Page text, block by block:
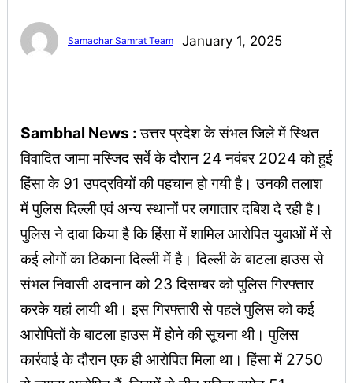
Samachar Samrat Team January 1, 2025
Sambhal News :उत्तर प्रदेश के संभल जिले में स्थित
विवादित जामा मस्जिद सर्वे के दौरान 24 नवंबर 2024 को हुई
हिंसा के 91 उपद्रवियों की पहचान हो गयी है। उनकी तलाश
में पुलिस दिल्ली एवं अन्य स्थानों पर लगातार दबिश दे रही है।
पुलिस ने दावा किया है कि हिंसा में शामिल आरोपित युवाओं में से
कई लोगों का ठिकाना दिल्ली में है। दिल्ली के बाटला हाउस से
संभल निवासी अदनान को 23 दिसम्बर को पुलिस गिरफ्तार
करके यहां लायी थी। इस गिरफ्तारी से पहले पुलिस को कई
आरोपितों के बाटला हाउस में होने की सूचना थी। पुलिस
कार्रवाई के दौरान एक ही आरोपित मिला था। हिंसा में 2750